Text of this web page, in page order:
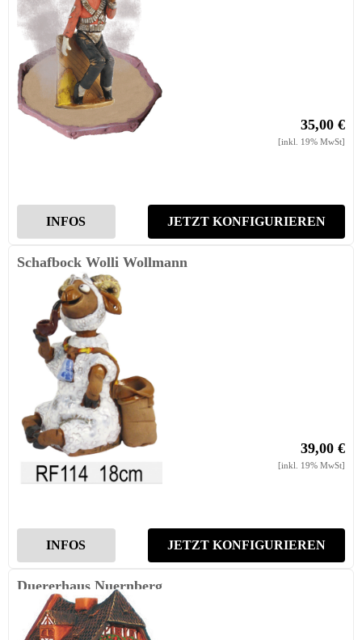
35,00 €
[inkl. 19% MwSt]
INFOS JETZT KONFIGURIEREN
Schafbock Wolli Wollmann
39,00 €
[inkl. 19% MwSt]
INFOS JETZT KONFIGURIEREN
Duererhaus Nuernberg